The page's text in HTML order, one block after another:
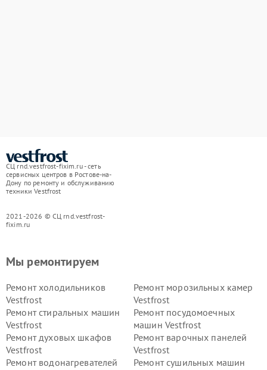
СЦ rnd.vestfrost-fixim.ru - сеть
сервисных центров в Ростове-на-
Дону по ремонту и обслуживанию
техники Vestfrost
2021-2026 © СЦ rnd.vestfrost-
fixim.ru
Мы ремонтируем
Ремонт холодильников
Vestfrost
Ремонт морозильных камер
Vestfrost
Ремонт стиральных машин
Vestfrost
Ремонт посудомоечных
машин Vestfrost
Ремонт духовых шкафов
Vestfrost
Ремонт варочных панелей
Vestfrost
Ремонт водонагревателей
Ремонт сушильных машин